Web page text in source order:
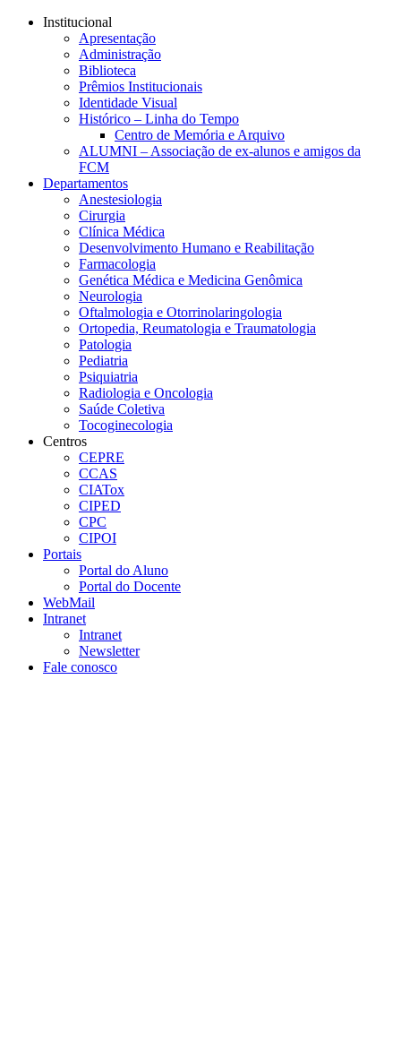
Conteúdo principal
Institucional
Apresentação
Administração
Biblioteca
Prêmios Institucionais
Identidade Visual
Histórico – Linha do Tempo
Centro de Memória e Arquivo
ALUMNI – Associação de ex-alunos e amigos da
FCM
Departamentos
Anestesiologia
Cirurgia
Clínica Médica
Desenvolvimento Humano e Reabilitação
Farmacologia
Genética Médica e Medicina Genômica
Neurologia
Oftalmologia e Otorrinolaringologia
Ortopedia, Reumatologia e Traumatologia
Patologia
Pediatria
Psiquiatria
Radiologia e Oncologia
Saúde Coletiva
Tocoginecologia
Centros
CEPRE
CCAS
CIATox
CIPED
CPC
CIPOI
Portais
Portal do Aluno
Portal do Docente
WebMail
Intranet
Intranet
Newsletter
Fale conosco